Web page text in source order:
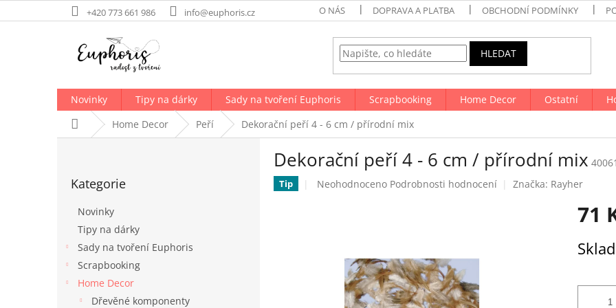
na
+420 773 661 986 info@euphoris.cz O NÁS DOPRAVA A PLATBA OBCHODNÍ PODMÍNKY
HLEDAT
Novinky Tipy na dárky Sady na tvoření Euphoris Scrapbooking Home Decor Ostatní
Domů Home Decor Peří Dekorační peří 4 - 6 cm / přírodní mix
kategorie
Kategorie
Novinky
Tipy na dárky
Sady na tvoření Euphoris
Scrapbooking
Home Decor
Dřevěné komponenty
Dekorační peří 4 - 6 cm / přírodní mix
Tip
Průměrné
hvězdiček.
Neohodnoceno Podrobnosti hodnocení Značka: Rayher
71
cena: